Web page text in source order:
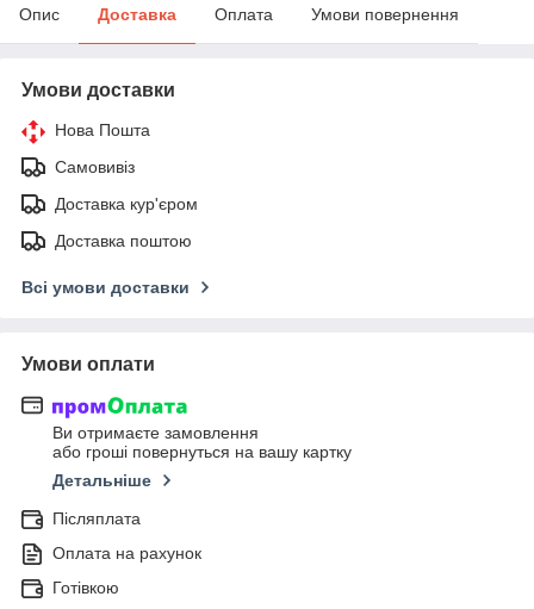
Опис Доставка Оплата Умови повернення
Умови доставки
Нова Пошта
Самовивіз
Доставка кур'єром
Доставка поштою
Всі умови доставки
Умови оплати
Ви отримаєте замовлення
або гроші повернуться на вашу картку
Детальніше
Післяплата
Оплата на рахунок
Готівкою